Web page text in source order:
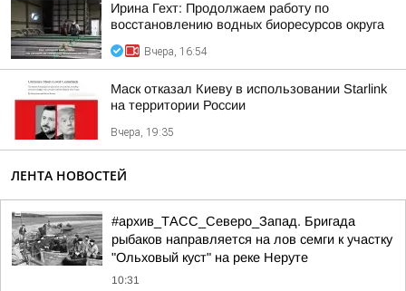
Ирина Гехт: Продолжаем работу по
восстановлению водных биоресурсов округа
Вчера, 16:54
Маск отказал Киеву в использовании Starlink
на территории России
Вчера, 19:35
ЛЕНТА НОВОСТЕЙ
#архив_ТАСС_Северо_Запад. Бригада
рыбаков направляется на лов семги к участку
"Ольховый куст" на реке Неруте
10:31